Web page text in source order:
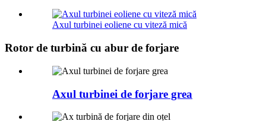
Axul turbinei eoliene cu viteză mică
Rotor de turbină cu abur de forjare
Axul turbinei de forjare grea